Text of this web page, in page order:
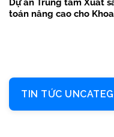
Dự án Trung tâm Xuất
toán nâng cao cho
TIN TỨC